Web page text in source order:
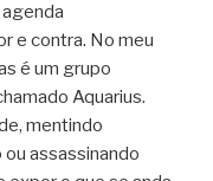
e contra. No meu
é um grupo
Aquarius.
mentindo
assassinando